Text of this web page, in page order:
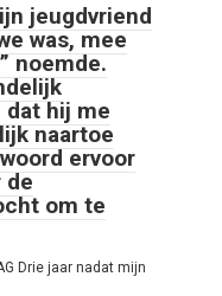
jeugdvriend
was, mee
noemde.
hij me
naartoe
ervoor
de
om te
Drie jaar nadat mijn